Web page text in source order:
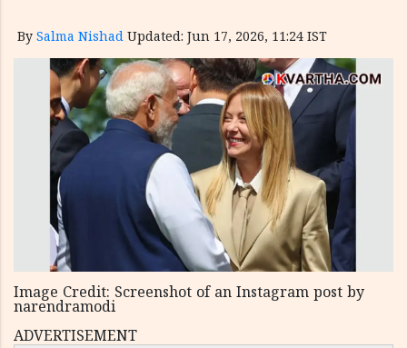
By Salma Nishad Updated: Jun 17, 2026, 11:24 IST
Image Credit: Screenshot of an Instagram post by
narendramodi
ADVERTISEMENT